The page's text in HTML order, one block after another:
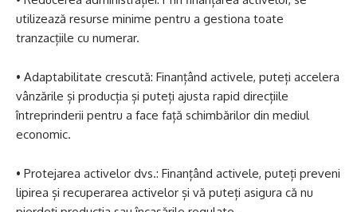
utilizează resurse minime pentru a gestiona toate
tranzacțiile cu numerar.
• Adaptabilitate crescută: Finanțând activele, puteți accelera
vânzările și producția și puteți ajusta rapid direcțiile
întreprinderii pentru a face față schimbărilor din mediul
economic.
• Protejarea activelor dvs.: Finanțând activele, puteți preveni
lipirea și recuperarea activelor și vă puteți asigura că nu